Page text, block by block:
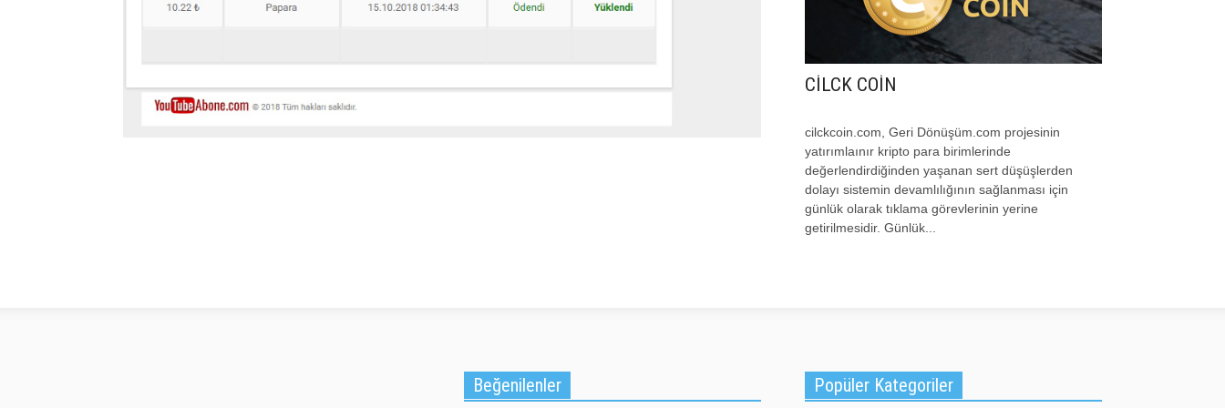
CİLCK COİN
cilckcoin.com, Geri Dönüşüm.com projesinin
yatırımlaınır kripto para birimlerinde
değerlendirdiğinden yaşanan sert düşüşlerden
dolayı sistemin devamlılığının sağlanması için
günlük olarak tıklama görevlerinin yerine
getirilmesidir. Günlük...
Beğenilenler Popüler Kategoriler